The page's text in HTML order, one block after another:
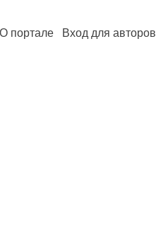
О портале Вход для авторов